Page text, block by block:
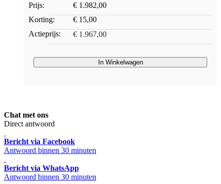
Prijs:
€ 1.982,00
Korting:
€ 15,00
Actieprijs:
€ 1.967,00
In Winkelwagen
Chat met ons
Direct antwoord
Bericht via Facebook
Antwoord binnen 30 minuten
Bericht via WhatsApp
Antwoord binnen 30 minuten